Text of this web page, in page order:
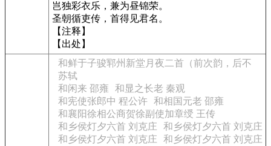
岂独彩衣乐，兼为昼锦荣。
圣朝循吏传，首得见君名。
【注释】
【出处】
和鲜于子骏郓州新堂月夜二首（前次韵，后不
苏轼
和闲来 邵雍
和显之长老 秦观
和宪使张郎中 程公许 和相国元老 邵雍
和襄阳徐相公商贺徐副使加章绶 王传
和乡侯灯夕六首 刘克庄
和乡侯灯夕六首 刘克庄
和乡侯灯夕六首 刘克庄
和乡侯灯夕六首 刘克庄